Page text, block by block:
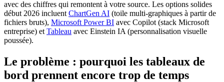
avec des chiffres qui remontent à votre source. Les options solides
début 2026 incluent ChartGen AI (toile multi-graphiques à partir de
fichiers bruts), Microsoft Power BI avec Copilot (stack Microsoft
entreprise) et Tableau avec Einstein IA (personnalisation visuelle
poussée).
Le problème : pourquoi les tableaux de
bord prennent encore trop de temps